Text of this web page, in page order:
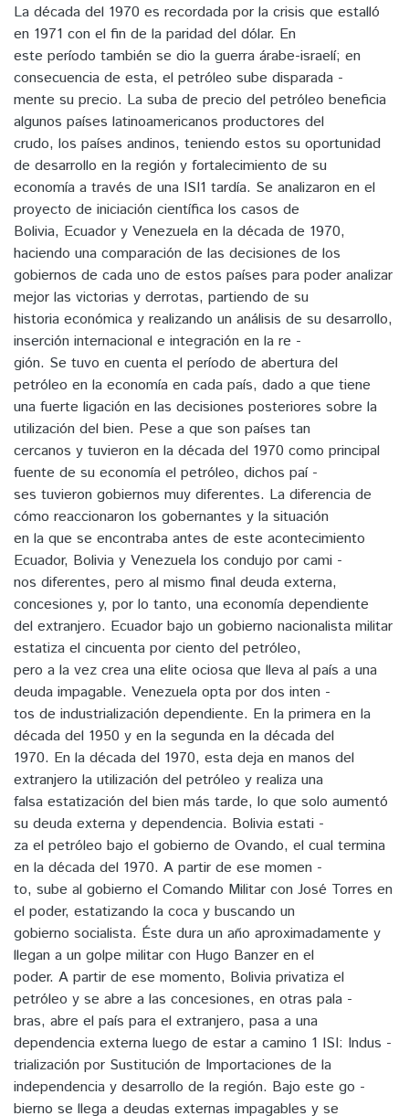
La década del 1970 es recordada por la crisis que estalló
en 1971 con el fin de la paridad del dólar. En
este período también se dio la guerra árabe-israelí; en
consecuencia de esta, el petróleo sube disparada -
mente su precio. La suba de precio del petróleo beneficia
algunos países latinoamericanos productores del
crudo, los países andinos, teniendo estos su oportunidad
de desarrollo en la región y fortalecimiento de su
economía a través de una ISI1 tardía. Se analizaron en el
proyecto de iniciación científica los casos de
Bolivia, Ecuador y Venezuela en la década de 1970,
haciendo una comparación de las decisiones de los
gobiernos de cada uno de estos países para poder analizar
mejor las victorias y derrotas, partiendo de su
historia económica y realizando un análisis de su desarrollo,
inserción internacional e integración en la re -
gión. Se tuvo en cuenta el período de abertura del
petróleo en la economía en cada país, dado a que tiene
una fuerte ligación en las decisiones posteriores sobre la
utilización del bien. Pese a que son países tan
cercanos y tuvieron en la década del 1970 como principal
fuente de su economía el petróleo, dichos paí -
ses tuvieron gobiernos muy diferentes. La diferencia de
cómo reaccionaron los gobernantes y la situación
en la que se encontraba antes de este acontecimiento
Ecuador, Bolivia y Venezuela los condujo por cami -
nos diferentes, pero al mismo final deuda externa,
concesiones y, por lo tanto, una economía dependiente
del extranjero. Ecuador bajo un gobierno nacionalista militar
estatiza el cincuenta por ciento del petróleo,
pero a la vez crea una elite ociosa que lleva al país a una
deuda impagable. Venezuela opta por dos inten -
tos de industrialización dependiente. En la primera en la
década del 1950 y en la segunda en la década del
1970. En la década del 1970, esta deja en manos del
extranjero la utilización del petróleo y realiza una
falsa estatización del bien más tarde, lo que solo aumentó
su deuda externa y dependencia. Bolivia estati -
za el petróleo bajo el gobierno de Ovando, el cual termina
en la década del 1970. A partir de ese momen -
to, sube al gobierno el Comando Militar con José Torres en
el poder, estatizando la coca y buscando un
gobierno socialista. Éste dura un año aproximadamente y
llegan a un golpe militar con Hugo Banzer en el
poder. A partir de ese momento, Bolivia privatiza el
petróleo y se abre a las concesiones, en otras pala -
bras, abre el país para el extranjero, pasa a una
dependencia externa luego de estar a camino 1 ISI: Indus -
trialización por Sustitución de Importaciones de la
independencia y desarrollo de la región. Bajo este go -
bierno se llega a deudas externas impagables y se